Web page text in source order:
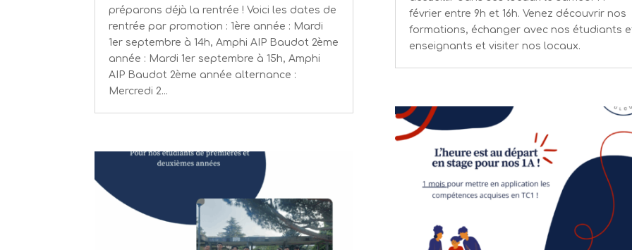
préparons déjà la rentrée ! Voici les dates de
rentrée par promotion : 1ère année : Mardi
1er septembre à 14h, Amphi AIP Baudot 2ème
année : Mardi 1er septembre à 15h, Amphi
AIP Baudot 2ème année alternance :
Mercredi 2...
février entre 9h et 16h. Venez découvrir nos
formations, échanger avec nos étudiants
enseignants et visiter nos locaux.